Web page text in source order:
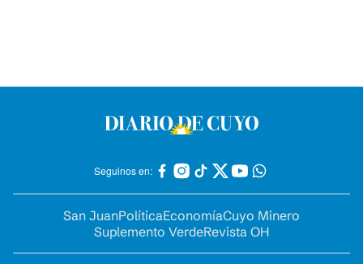
Seguinos en:
San JuanPolíticaEconomíaCuyo Minero
Suplemento VerdeRevista OH